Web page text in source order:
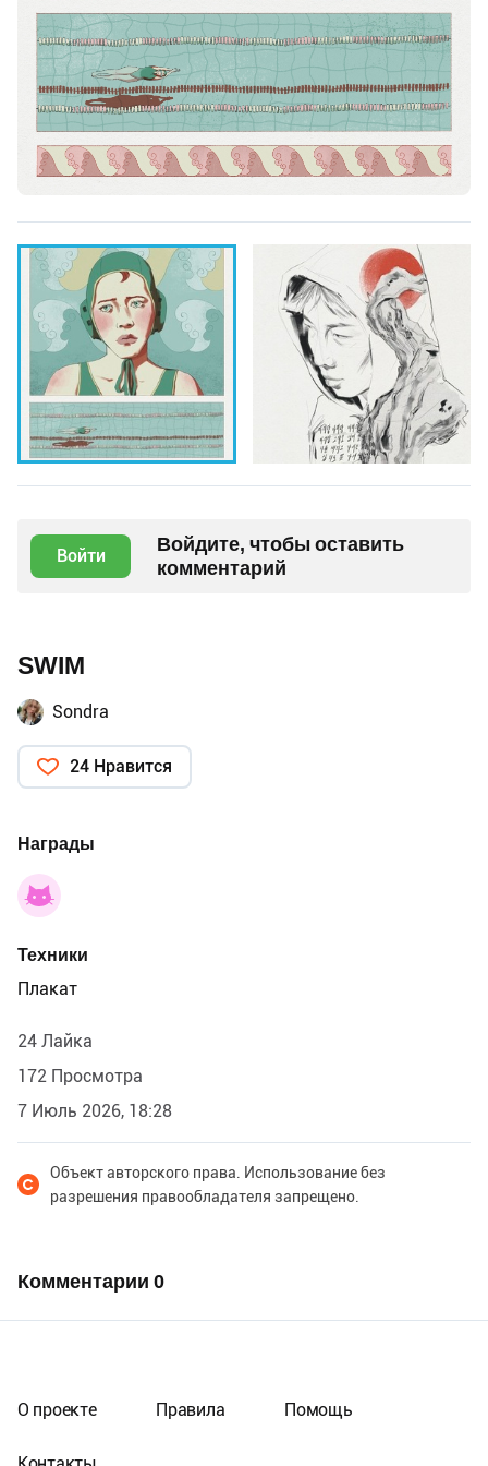
Войти
Войдите, чтобы оставить
комментарий
SWIM
Sondra
24 Нравится
Награды
Техники
Плакат
24 Лайка
172 Просмотра
7 Июль 2026, 18:28
Объект авторского права. Использование без
разрешения правообладателя запрещено.
Комментарии 0
О проекте Правила Помощь